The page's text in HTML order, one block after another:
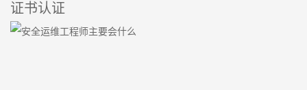
证书认证